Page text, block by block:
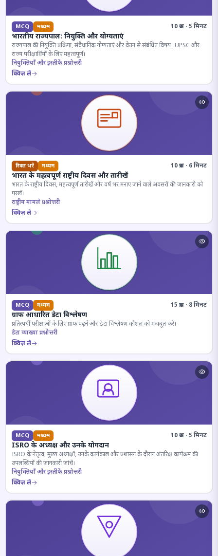
MCQ मध्यम 10 प्रश्न · 5 मिनट
भारतीय राज्यपाल: नियुक्ति और योग्यताएं
राज्यपाल की नियुक्ति प्रक्रिया, संवैधानिक योग्यताएं और वेतन से संबंधित विषय। UPSC और
राज्य परीक्षार्थियों के लिए महत्वपूर्ण।
नियुक्तियाँ और इस्तीफे प्रश्नोत्तरी
क्विज़ लें
रिक्त भरें मध्यम 10 प्रश्न · 6 मिनट
भारत के महत्वपूर्ण राष्ट्रीय दिवस और तारीखें
भारत के राष्ट्रीय दिवस, महत्वपूर्ण तारीखें और वर्ष भर मनाए जाने वाले अवसरों की जानकारी को
परखें।
राष्ट्रीय मामले प्रश्नोत्तरी
क्विज़ लें
MCQ मध्यम 15 प्रश्न · 8 मिनट
ग्राफ आधारित डेटा विश्लेषण
प्रतिस्पर्धी परीक्षाओं के लिए ग्राफ पढ़ने और डेटा विश्लेषण कौशल को मजबूत करें।
डेटा व्याख्या प्रश्नोत्तरी
क्विज़ लें
MCQ मध्यम 10 प्रश्न · 5 मिनट
ISRO के अध्यक्ष और उनके योगदान
ISRO के नेतृत्व, मुख्य अध्यक्षों, उनके कार्यकाल और प्रशासन के दौरान अंतरिक्ष कार्यक्रम की
उपलब्धियों की जानकारी जांचें।
नियुक्तियाँ और इस्तीफे प्रश्नोत्तरी
क्विज़ लें